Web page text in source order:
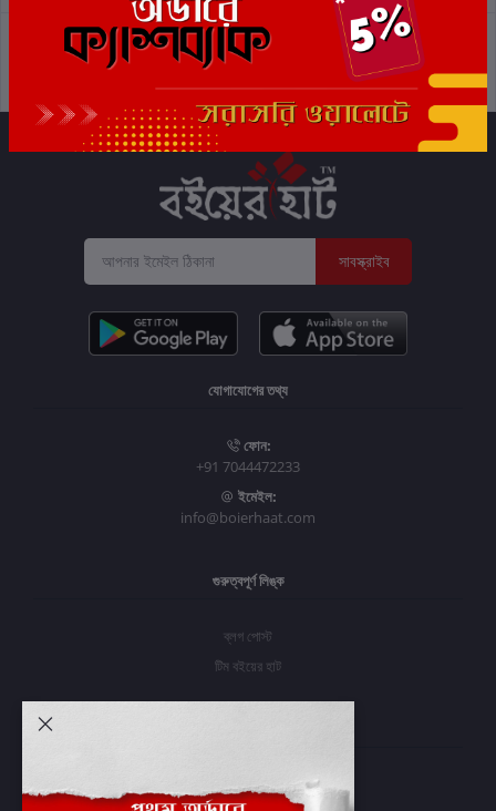
গোপনীয়তা নীতি
সাবস্ক্রাইব
যোগাযোগের তথ্য
ফোন:
+91 7044472233
ইমেইল:
info@boierhaat.com
গুরুত্বপূর্ণ লিঙ্ক
ব্লগ পোস্ট
টিম বইয়ের হাট
প্রবেশ করুন